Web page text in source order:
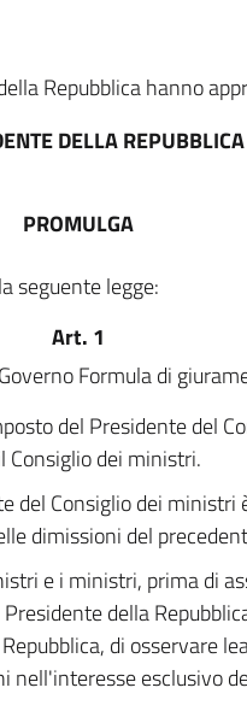
Repubblica hanno
DELLA REPUBBLICA
PROMULGA
la seguente legge:
Art. 1
Formula di
del Presidente del
dei ministri.
del Consiglio dei
dimissioni del
e i ministri, prima di
della
di osservare
nell'interesse esclusivo